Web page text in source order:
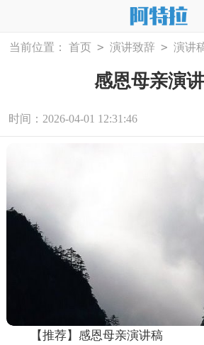
当前位置： 首页 > 演讲致辞 > 演讲
感恩母亲演
时间：2026-04-01 12:31:46
【推荐】感恩母亲演讲稿